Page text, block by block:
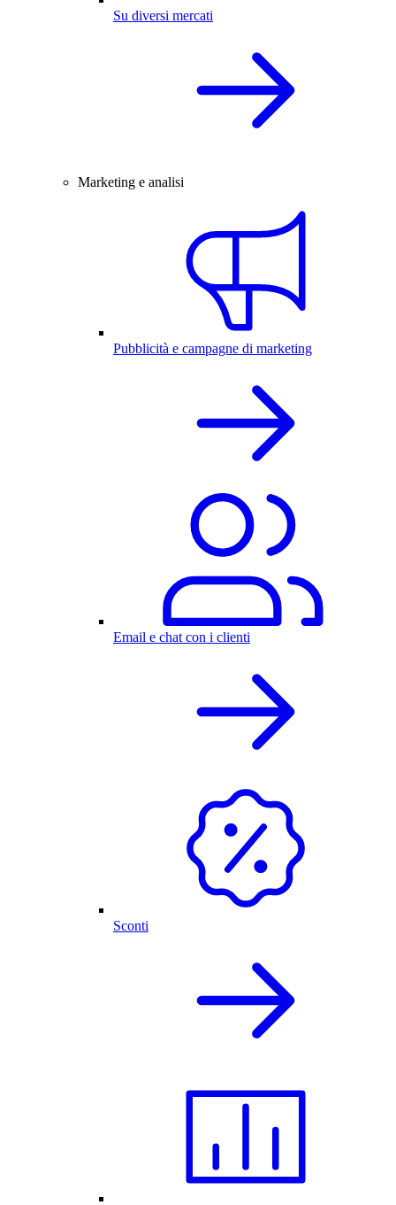
Su diversi mercati
Marketing e analisi
Pubblicità e campagne di marketing
Email e chat con i clienti
Sconti